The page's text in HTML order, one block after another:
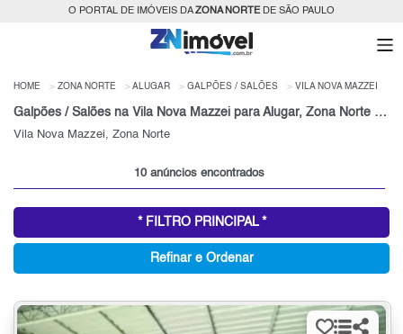
O PORTAL DE IMÓVEIS DAZONA NORTEDE SÃO PAULO
HOME ZONA NORTE ALUGAR GALPÕES / SALÕES VILA NOVA MAZZEI
Galpões / Salões na Vila Nova Mazzei para Alugar, Zona Norte de São Paulo, SP
Vila Nova Mazzei, Zona Norte
10 anúncios encontrados
* FILTRO PRINCIPAL *
Refinar e Ordenar